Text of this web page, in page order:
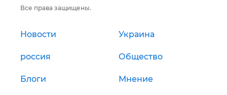
Все права защищены.
Новости Украина
россия Общество
Блоги Мнение